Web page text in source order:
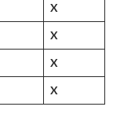
X
X
X
X